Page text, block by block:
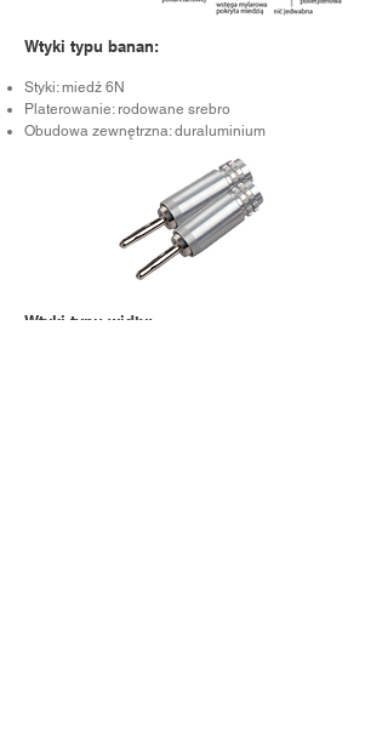
Wtyki typu banan:
Styki: miedź 6N
Platerowanie: rodowane srebro
Obudowa zewnętrzna: duraluminium
Wtyki typu widły: